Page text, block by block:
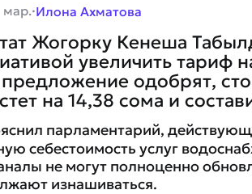
мар.·Илона Ахматова
Жогорку Кенеша
увеличить тариф
одобрят,
на 14,38 сома и
парламентарий,
себестоимость услуг
не могут полноценно
изнашиваться.